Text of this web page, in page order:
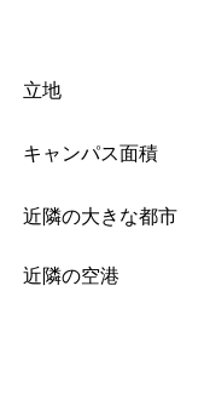
立地
キャンパス面積
近隣の大きな都市
近隣の空港